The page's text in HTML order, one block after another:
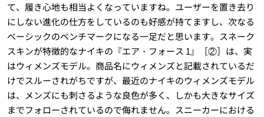
て、履き心地も相当よくなっていますね。ユーザーを置き去り
にしない進化の仕方をしているのも好感が持てますし、次なる
ベーシックのベンチマークになる一足だと思います。スネーク
スキンが特徴的なナイキの『エア・フォース 1』［②］は、実
はウィメンズモデル。商品名にウィメンズと記載されているだ
けでスルーされがちですが、最近のナイキのウィメンズモデル
は、メンズにも刺さるような良色が多く、しかも大きなサイズ
までフォローされているので侮れません。スニーカーにおける